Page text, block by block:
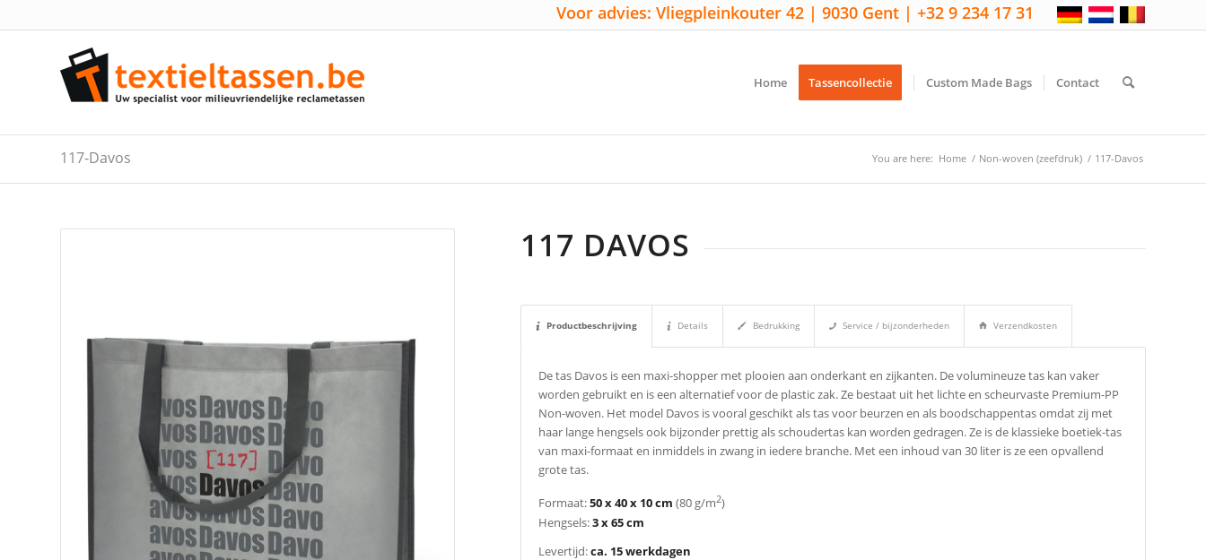
Voor advies: Vliegpleinkouter 42 | 9030 Gent | +32 9 234 17 31
Home Tassencollectie Custom Made Bags Contact
117-Davos You are here: Home / Non-woven (zeefdruk) / 117-Davos
117 DAVOS
Productbeschrijving Details Bedrukking Service / bijzonderheden Verzendkosten
De tas Davos is een maxi-shopper met plooien aan onderkant en zijkanten. De volumineuze tas kan vaker
worden gebruikt en is een alternatief voor de plastic zak. Ze bestaat uit het lichte en scheurvaste Premium-PP
Non-woven. Het model Davos is vooral geschikt als tas voor beurzen en als boodschappentas omdat zij met
haar lange hengsels ook bijzonder prettig als schoudertas kan worden gedragen. Ze is de klassieke boetiek-tas
van maxi-formaat en inmiddels in zwang in iedere branche. Met een inhoud van 30 liter is ze een opvallend
grote tas.
Formaat:50 x 40 x 10 cm (80 g/m2)
Hengsels:3 x 65 cm
Levertijd:ca. 15 werkdagen